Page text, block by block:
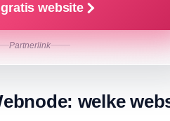
website
Partnerlink
welke